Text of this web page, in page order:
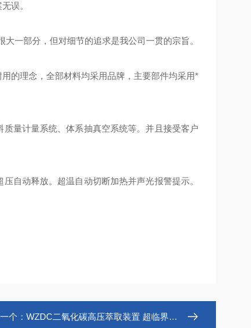
误。
一部分，但对细节的追求是我公司一贯的宗旨。
的理念，全部材料均采用品牌，主要部件均采用*
量计量系统、体系抽真空系统等。并且接受客户
自动释放。超温自动切断加热并声光报警提示。
个： WZDC二氧化碳高压萃取装置 超临界干燥装置